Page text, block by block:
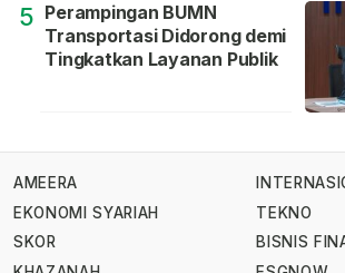
5 Perampingan BUMN
Transportasi Didorong demi
Tingkatkan Layanan Publik
AMEERA
EKONOMI SYARIAH
SKOR
TEKNO
BISNIS